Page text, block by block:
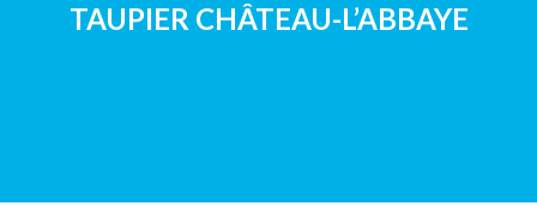
TAUPIER CHÂTEAU-L’ABBAYE